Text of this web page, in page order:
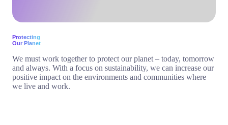
Protecting
Our Planet
We must work together to protect our planet – today, tomorrow
and always. With a focus on sustainability, we can increase our
positive impact on the environments and communities where
we live and work.